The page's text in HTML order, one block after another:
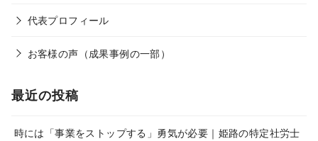
代表プロフィール
お客様の声（成果事例の一部）
最近の投稿
時には「事業をストップする」勇気が必要｜姫路の特定社労士